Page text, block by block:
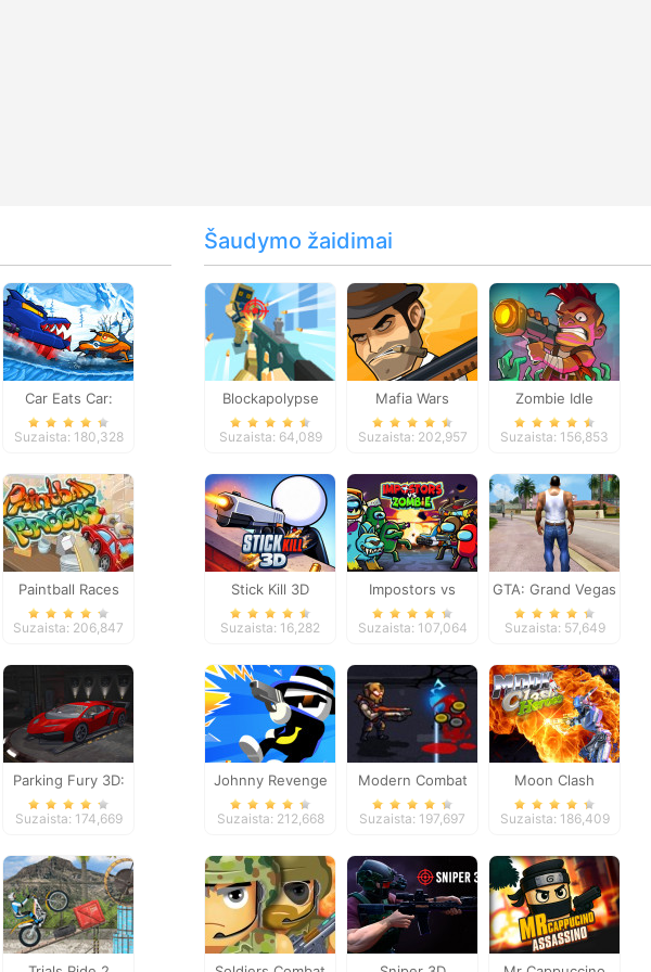
Car Eats Car:
Winter Adventure
Suzaista: 180,328
Paintball Races
Suzaista: 206,847
Parking Fury 3D:
Night Thief
Suzaista: 174,669
Šaudymo žaidimai
Blockapolypse
Zombie Shooter
Suzaista: 64,089
Mafia Wars
Suzaista: 202,957
Zombie Idle
Defense Online
Suzaista: 156,853
Stick Kill 3D
Suzaista: 16,282
Impostors vs
Zombies: Survival
Suzaista: 107,064
GTA: Grand Vegas
Crime
Suzaista: 57,649
Johnny Revenge
Suzaista: 212,668
Modern Combat
Defense
Suzaista: 197,697
Moon Clash
Heroes
Suzaista: 186,409